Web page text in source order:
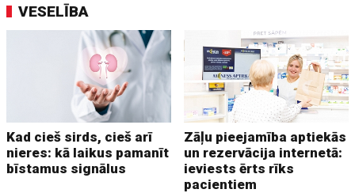
VESELĪBA
Kad cieš sirds, cieš arī
nieres: kā laikus pamanīt
bīstamus signālus
Zāļu pieejamība aptiekās
un rezervācija internetā:
ieviests ērts rīks
pacientiem